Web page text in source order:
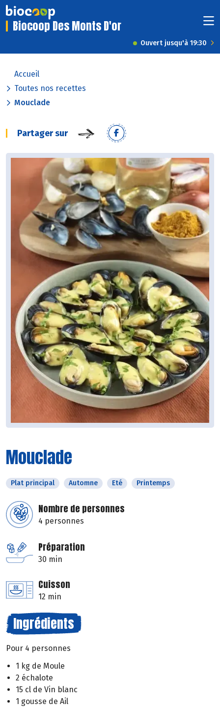
Biocoop Des Monts D'or
Ouvert jusqu'à 19:30
Accueil
Toutes nos recettes
Mouclade
Partager sur
Mouclade
Plat principal Automne Eté Printemps
Nombre de personnes
4 personnes
Préparation
30 min
Cuisson
12 min
Ingrédients
Pour 4 personnes
1 kg de Moule
2 échalote
15 cl de Vin blanc
1 gousse de Ail